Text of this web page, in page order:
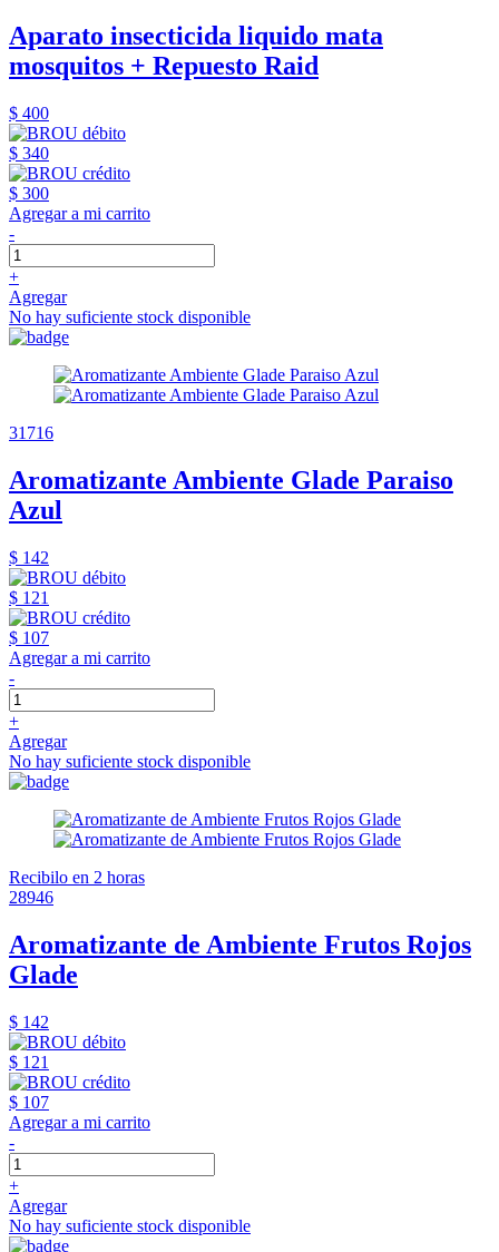
Aparato insecticida liquido mata
mosquitos + Repuesto Raid
$ 400
$ 340
$ 300
Agregar a mi carrito
-
+
Agregar
No hay suficiente stock disponible
31716
Aromatizante Ambiente Glade Paraiso
Azul
$ 142
$ 121
$ 107
Agregar a mi carrito
-
+
Agregar
No hay suficiente stock disponible
Recibilo en 2 horas
28946
Aromatizante de Ambiente Frutos Rojos
Glade
$ 142
$ 121
$ 107
Agregar a mi carrito
-
+
Agregar
No hay suficiente stock disponible